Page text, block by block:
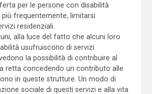
per le persone con disabilità
frequentemente, limitarsi
residenziali.
alla luce del fatto che alcuni loro
usufruiscono di servizi
la possibilità di contribuire al
retta concedendo un contributo alle
in queste strutture. Un modo di
sociale di questi servizi e alla vita